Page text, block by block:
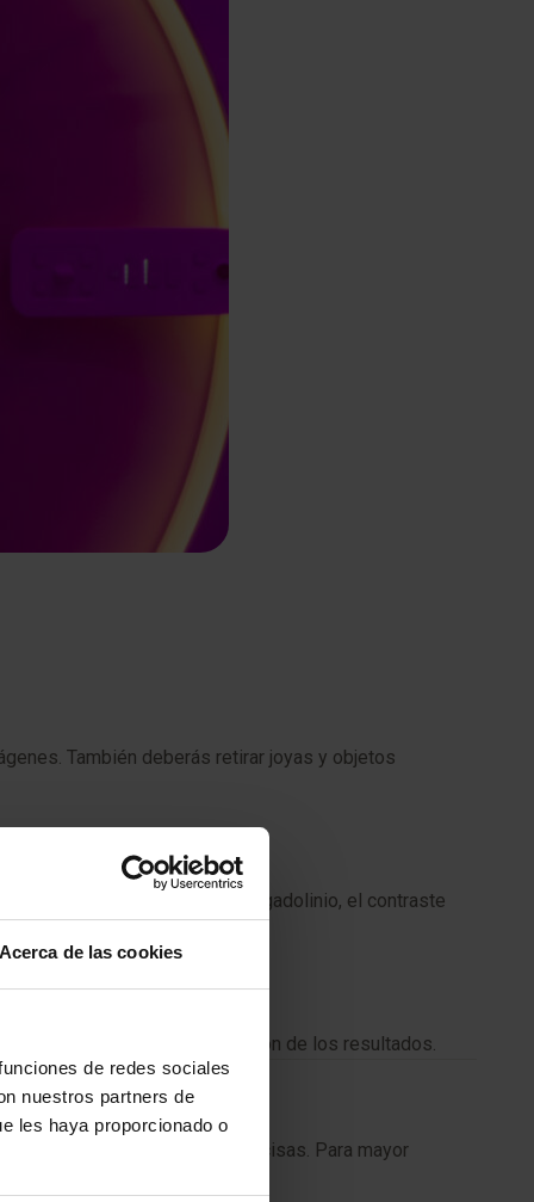
de las cookies
de redes sociales
nuestros partners de
les haya proporcionado o
También deberás retirar joyas y objetos
modo, si tienes alergia al gadolinio, el contraste
esto puede mejorar la precisión de los resultados.
obtener imágenes más precisas. Para mayor